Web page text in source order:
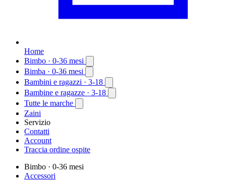
Home
Bimbo · 0-36 mesi
Bimba · 0-36 mesi
Bambini e ragazzi · 3-18
Bambine e ragazze · 3-18
Tutte le marche
Zaini
Servizio
Contatti
Account
Traccia ordine ospite
Bimbo · 0-36 mesi
Accessori